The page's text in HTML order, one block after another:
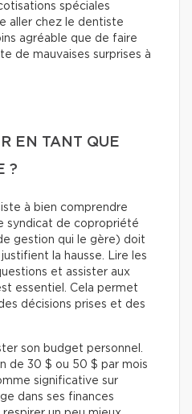
spéciales
aller chez le dentiste
agréable que de faire
de mauvaises surprises à
EN TANT QUE
?
à bien comprendre
syndicat de copropriété
gestion qui le gère) doit
la hausse. Lire les
et assister aux
essentiel. Cela permet
décisions prises et des
son budget personnel.
de 30 $ ou 50 $ par mois
significative sur
dans ses finances